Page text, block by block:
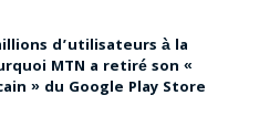
d’utilisateurs à la
MTN a retiré son «
» du Google Play Store